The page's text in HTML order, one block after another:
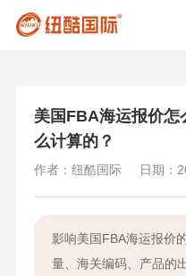
美国FBA海运报价
么计算的？
作者：纽酷国际 日期：
影响美国FBA海运报价
量、海关编码、产品的